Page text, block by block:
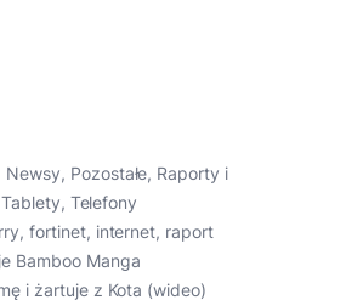
Newsy, Pozostałe, Raporty i
Tablety, Telefony
,fortinet, internet, raport
Bamboo Manga
i żartuje z Kota (wideo)